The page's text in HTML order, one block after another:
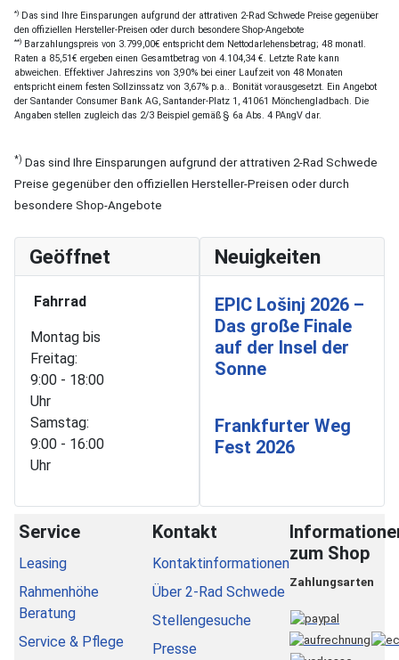
*) Das sind Ihre Einsparungen aufgrund der attrativen 2-Rad Schwede Preise gegenüber
den offiziellen Hersteller-Preisen oder durch besondere Shop-Angebote
**) Barzahlungspreis von 3.799,00€ entspricht dem Nettodarlehensbetrag; 48 monatl.
Raten a 85,51€ ergeben einen Gesamtbetrag von 4.104,34 €. Letzte Rate kann
abweichen. Effektiver Jahreszins von 3,90% bei einer Laufzeit von 48 Monaten
entspricht einem festen Sollzinssatz von 3,67% p.a.. Bonität vorausgesetzt. Ein Angebot
der Santander Consumer Bank AG, Santander-Platz 1, 41061 Mönchengladbach. Die
Angaben stellen zugleich das 2/3 Beispiel gemäß § 6a Abs. 4 PAngV dar.
*) Das sind Ihre Einsparungen aufgrund der attrativen 2-Rad Schwede
Preise gegenüber den offiziellen Hersteller-Preisen oder durch
besondere Shop-Angebote
Geöffnet
Fahrrad
Montag bis
Freitag:
9:00 - 18:00
Uhr
Samstag:
9:00 - 16:00
Uhr
Neuigkeiten
EPIC Lošinj 2026 –
Das große Finale
auf der Insel der
Sonne
Frankfurter Weg
Fest 2026
Service
Leasing
Rahmenhöhe
Beratung
Service & Pflege
Kontakt
Kontaktinformationen
Über 2-Rad Schwede
Stellengesuche
Presse
zum Shop
Zahlungsarten